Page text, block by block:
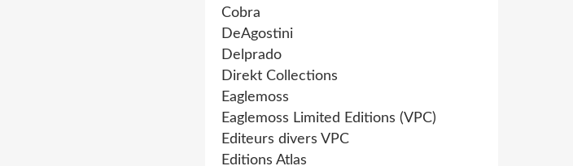
Cobra
DeAgostini
Delprado
Direkt Collections
Eaglemoss
Eaglemoss Limited Editions (VPC)
Editeurs divers VPC
Editions Atlas